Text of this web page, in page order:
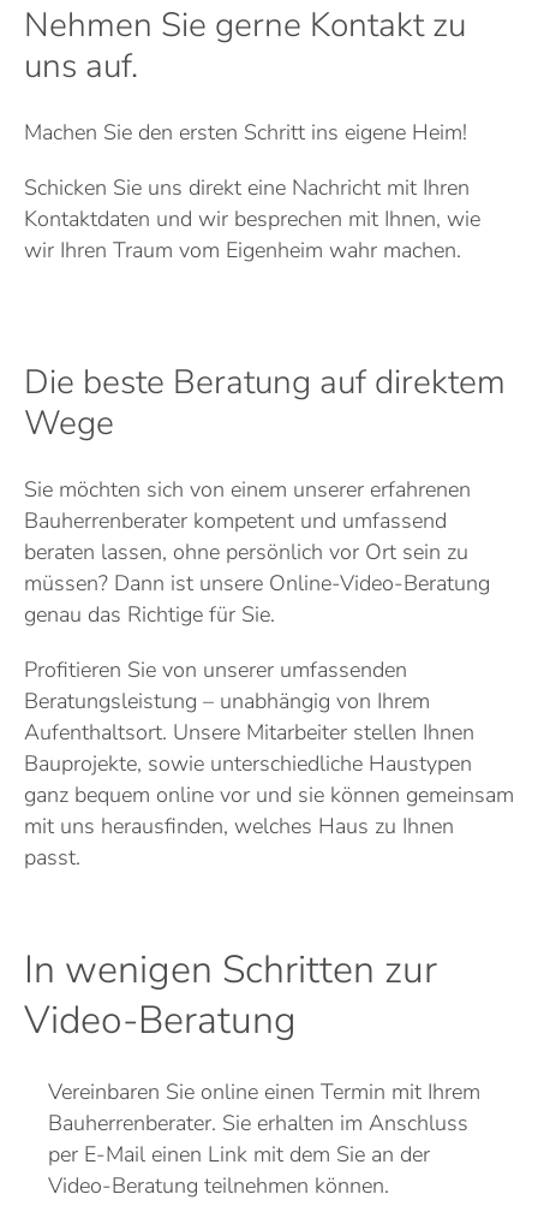
Nehmen Sie gerne Kontakt zu
uns auf.
Machen Sie den ersten Schritt ins eigene Heim!
Schicken Sie uns direkt eine Nachricht mit Ihren
Kontaktdaten und wir besprechen mit Ihnen, wie
wir Ihren Traum vom Eigenheim wahr machen.
Die beste Beratung auf direktem
Wege
Sie möchten sich von einem unserer erfahrenen
Bauherrenberater kompetent und umfassend
beraten lassen, ohne persönlich vor Ort sein zu
müssen? Dann ist unsere Online-Video-Beratung
genau das Richtige für Sie.
Profitieren Sie von unserer umfassenden
Beratungsleistung – unabhängig von Ihrem
Aufenthaltsort. Unsere Mitarbeiter stellen Ihnen
Bauprojekte, sowie unterschiedliche Haustypen
ganz bequem online vor und sie können gemeinsam
mit uns herausfinden, welches Haus zu Ihnen
passt.
In wenigen Schritten zur
Video-Beratung
Vereinbaren Sie online einen Termin mit Ihrem
Bauherrenberater. Sie erhalten im Anschluss
per E-Mail einen Link mit dem Sie an der
Video-Beratung teilnehmen können.